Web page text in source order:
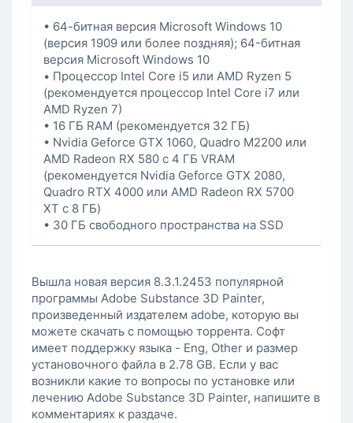
• 64-битная версия Microsoft Windows 10
(версия 1909 или более поздняя); 64-битная
версия Microsoft Windows 10
• Процессор Intel Core i5 или AMD Ryzen 5
(рекомендуется процессор Intel Core i7 или
AMD Ryzen 7)
• 16 ГБ RAM (рекомендуется 32 ГБ)
• Nvidia Geforce GTX 1060, Quadro M2200 или
AMD Radeon RX 580 с 4 ГБ VRAM
(рекомендуется Nvidia Geforce GTX 2080,
Quadro RTX 4000 или AMD Radeon RX 5700
XT с 8 ГБ)
• 30 ГБ свободного пространства на SSD
Вышла новая версия 8.3.1.2453 популярной
программы Adobe Substance 3D Painter,
произведенный издателем adobe, которую вы
можете скачать с помощью торрента. Софт
имеет поддержку языка - Eng, Other и размер
установочного файла в 2.78 GB. Если у вас
возникли какие то вопросы по установке или
лечению Adobe Substance 3D Painter, напишите в
комментариях к раздаче.